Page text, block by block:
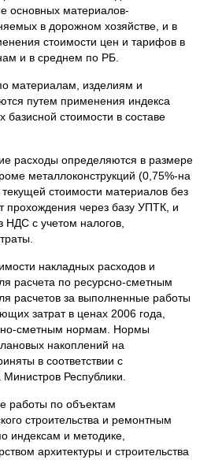
основных материалов-
в дорожном хозяйстве, и в
стоимости цен и тарифов в
и в среднем по РБ.
материалам, изделиям и
путем применения индекса
базисной стоимости в составе
расходы определяются в размере
металлоконструкций (0,75%-на
стоимости материалов без
прохождения через базу УПТК, и
НДС с учетом налогов,
накладных расходов и
расчета по ресурсно-сметным
расчетов за выполненные работы
затрат в ценах 2006 года,
сметным нормам. Нормы
накоплений на
в соответствии с
Республики.
работы по объектам
строительства и ремонтным
индексам и методике,
архитектуры и строительства